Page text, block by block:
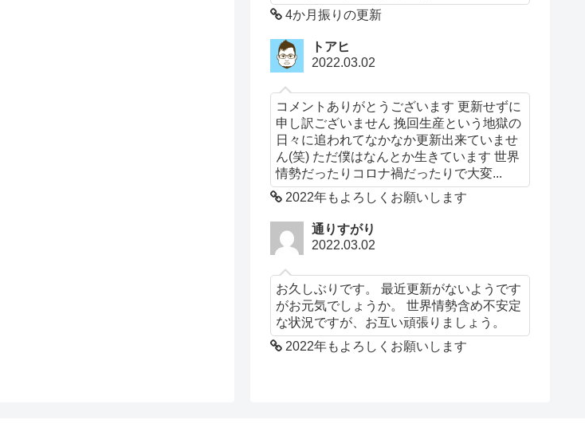
4か月振りの更新
トアヒ
2022.03.02
コメントありがとうございます 更新せずに
申し訳ございません 挽回生産という地獄の
日々に追われてなかなか更新出来ていませ
ん(笑) ただ僕はなんとか生きています 世界
情勢だったりコロナ禍だったりで大変...
2022年もよろしくお願いします
通りすがり
2022.03.02
お久しぶりです。 最近更新がないようです
がお元気でしょうか。 世界情勢含め不安定
な状況ですが、お互い頑張りましょう。
2022年もよろしくお願いします